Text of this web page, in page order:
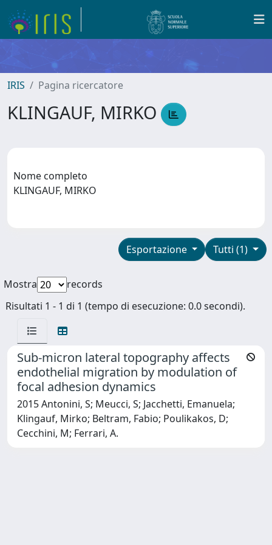
IRIS Pagina ricercatore
KLINGAUF, MIRKO
Nome completo
KLINGAUF, MIRKO
Tutti (1)
Esportazione
Mostra
records
Risultati 1 - 1 di 1 (tempo di esecuzione: 0.0 secondi).
Sub-micron lateral topography affects
endothelial migration by modulation of
focal adhesion dynamics
2015 Antonini, S; Meucci, S; Jacchetti, Emanuela;
Klingauf, Mirko; Beltram, Fabio; Poulikakos, D;
Cecchini, M; Ferrari, A.